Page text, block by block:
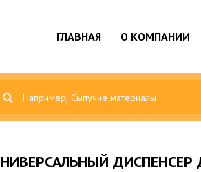
ГЛАВНАЯ О КОМПАНИИ